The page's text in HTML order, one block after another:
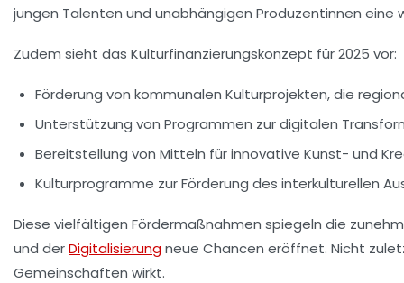
jungen Talenten und unabhängigen Produzentinnen eine
Zudem sieht das Kulturfinanzierungskonzept für 2025 vor:
Förderung von kommunalen Kulturprojekten, die
Unterstützung von Programmen zur digitalen
Bereitstellung von Mitteln für innovative Kunst- und
Kulturprogramme zur Förderung des interkulturellen
Diese vielfältigen Fördermaßnahmen spiegeln die
und derDigitalisierungneue Chancen eröffnet. Nicht
Gemeinschaften wirkt.